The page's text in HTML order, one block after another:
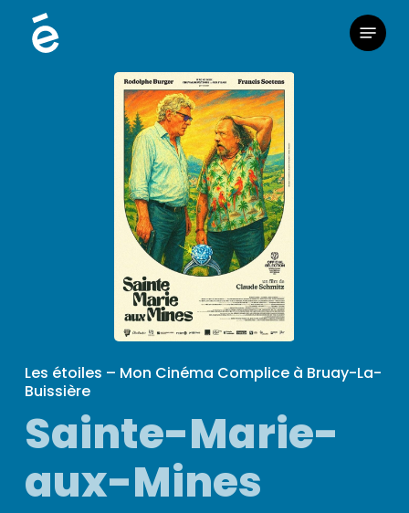
Menu
Les étoiles – Mon Cinéma Complice à Bruay-La-
Buissière
Sainte-Marie-
aux-Mines